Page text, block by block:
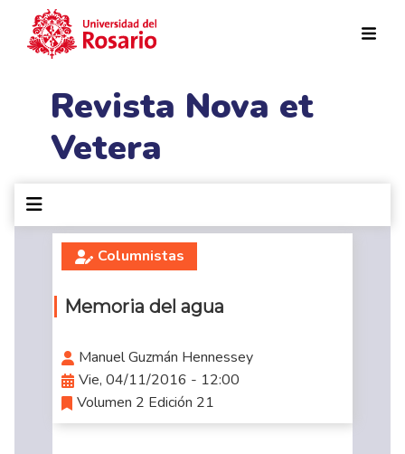
Revista Nova et
Vetera
Columnistas
Memoria del agua
Manuel Guzmán Hennessey
Vie, 04/11/2016 - 12:00
Volumen 2 Edición 21